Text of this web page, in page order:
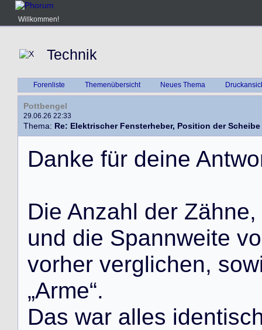
Willkommen!
Technik
Forenliste Themenübersicht Neues Thema
Pottbengel
29.06.26 22:33
Thema: Re: Elektrischer Fensterheber, Position der Scheibe
Danke für deine Antwo
Die Anzahl der Zähne,
und die Spannweite vo
vorher verglichen, sow
„Arme“.
Das war alles identisc